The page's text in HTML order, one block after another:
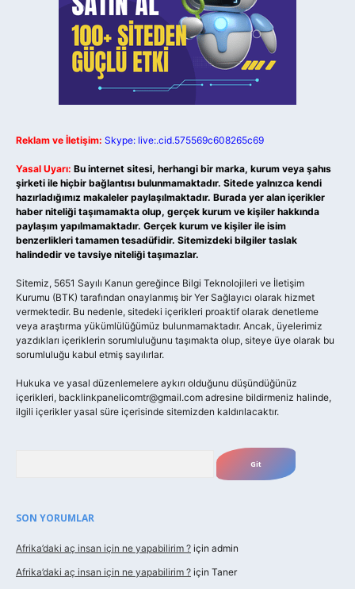
Reklam ve İletişim: Skype: live:.cid.575569c608265c69
Yasal Uyarı: Bu internet sitesi, herhangi bir marka, kurum veya şahıs
şirketi ile hiçbir bağlantısı bulunmamaktadır. Sitede yalnızca kendi
hazırladığımız makaleler paylaşılmaktadır. Burada yer alan içerikler
haber niteliği taşımamakta olup, gerçek kurum ve kişiler hakkında
paylaşım yapılmamaktadır. Gerçek kurum ve kişiler ile isim
benzerlikleri tamamen tesadüfidir. Sitemizdeki bilgiler taslak
halindedir ve tavsiye niteliği taşımazlar.
Sitemiz, 5651 Sayılı Kanun gereğince Bilgi Teknolojileri ve İletişim
Kurumu (BTK) tarafından onaylanmış bir Yer Sağlayıcı olarak hizmet
vermektedir. Bu nedenle, sitedeki içerikleri proaktif olarak denetleme
veya araştırma yükümlülüğümüz bulunmamaktadır. Ancak, üyelerimiz
yazdıkları içeriklerin sorumluluğunu taşımakta olup, siteye üye olarak bu
sorumluluğu kabul etmiş sayılırlar.
Hukuka ve yasal düzenlemelere aykırı olduğunu düşündüğünüz
içerikleri, backlinkpanelicomtr@gmail.com adresine bildirmeniz halinde,
ilgili içerikler yasal süre içerisinde sitemizden kaldırılacaktır.
SON YORUMLAR
Afrika’daki aç insan için ne yapabilirim ? için admin
Afrika’daki aç insan için ne yapabilirim ? için Taner